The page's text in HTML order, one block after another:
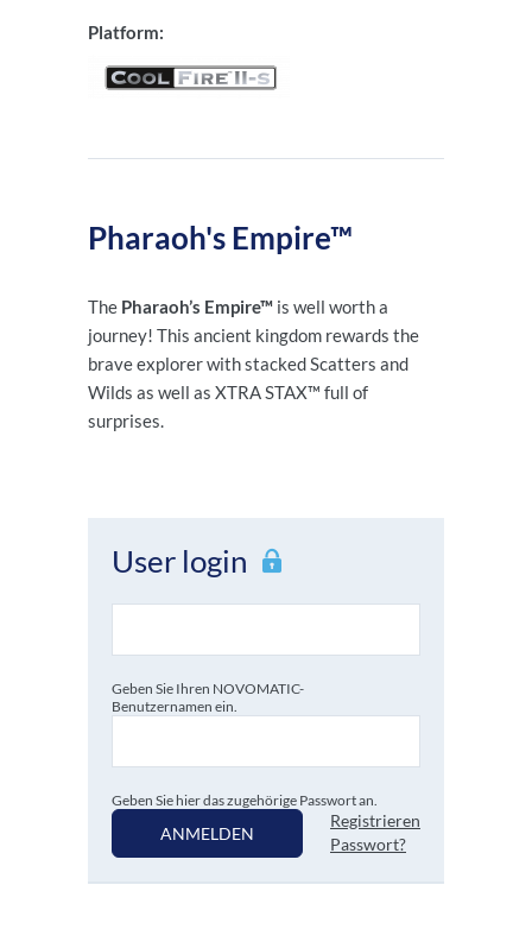
Platform:
Pharaoh's Empire™
The Pharaoh’s Empire™ is well worth a
journey! This ancient kingdom rewards the
brave explorer with stacked Scatters and
Wilds as well as XTRA STAX™ full of
surprises.
User login
Geben Sie Ihren NOVOMATIC-
Benutzernamen ein.
Geben Sie hier das zugehörige Passwort an.
ANMELDEN
Registrieren
Passwort?